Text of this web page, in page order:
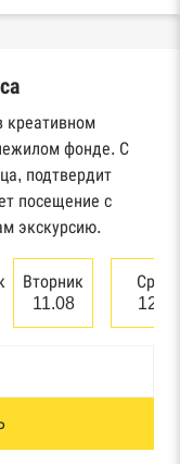
о
обслуживания
креативном
фонде. С
подтвердит
посещение с
экскурсию.
Вторник
11.08
12.08